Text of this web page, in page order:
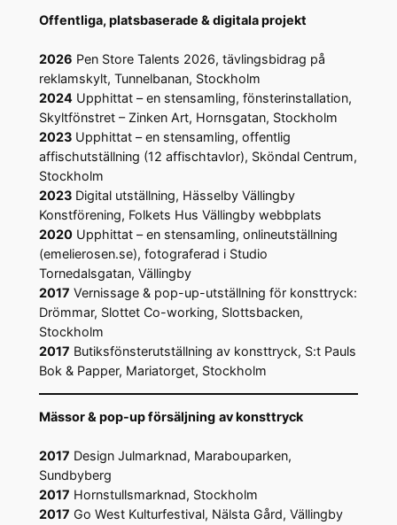
Offentliga, platsbaserade & digitala projekt
2026 Pen Store Talents 2026, tävlingsbidrag på
reklamskylt, Tunnelbanan, Stockholm
2024Upphittat – en stensamling, fönsterinstallation,
Skyltfönstret – Zinken Art, Hornsgatan, Stockholm
2023Upphittat – en stensamling, offentlig
affischutställning (12 affischtavlor), Sköndal Centrum,
Stockholm
2023Digital utställning, Hässelby Vällingby
Konstförening, Folkets Hus Vällingby webbplats
2020Upphittat – en stensamling, onlineutställning
(emelierosen.se), fotograferad i Studio
Tornedalsgatan, Vällingby
2017 Vernissage & pop-up-utställning för konsttryck:
Drömmar, Slottet Co-working, Slottsbacken,
Stockholm
2017 Butiksfönsterutställning av konsttryck, S:t Pauls
Bok & Papper, Mariatorget, Stockholm
Mässor & pop-up försäljning av konsttryck
2017 Design Julmarknad, Marabouparken,
Sundbyberg
2017 Hornstullsmarknad, Stockholm
2017 Go West Kulturfestival, Nälsta Gård, Vällingby